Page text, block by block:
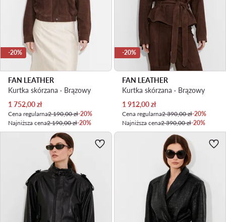
-20%
FAN LEATHER
Kurtka skórzana · Brązowy
Aktualna cena
1 752,00zł
Cena regularna2 190,00 zł-20%
Najniższa cena2 190,00 zł-20%
-20%
FAN LEATHER
Kurtka skórzana · Brązowy
Aktualna cena
1 912,00zł
Cena regularna2 390,00 zł-20%
Najniższa cena2 390,00 zł-20%